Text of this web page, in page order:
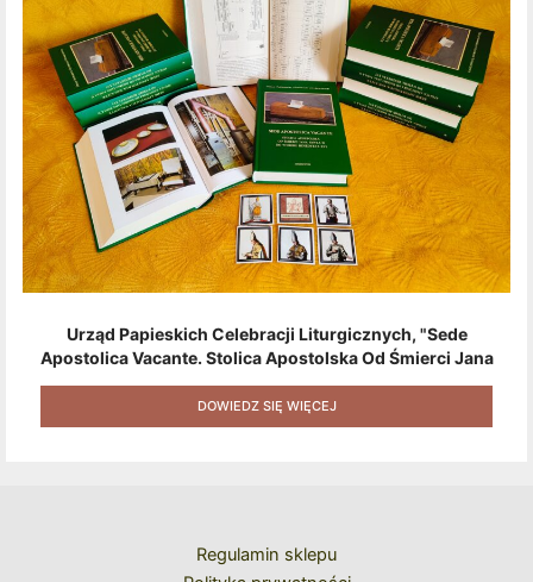
Urząd Papieskich Celebracji Liturgicznych, "Sede
Apostolica Vacante. Stolica Apostolska Od Śmierci Jana
Pawła II Do Wyboru Benedykta XVI" [2020] + Zestaw 6
Naklejek + Książka Niespodzianka + Kod Rabatowy Na
Kolejne Zakupy
DOWIEDZ SIĘ WIĘCEJ
Regulamin sklepu